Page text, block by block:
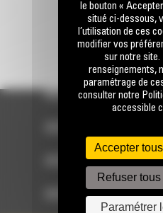
ACCÈS RAPIDE
ACCÈS RAPIDE
ACCÈS RAPIDE
le bouton «
situé ci-dessous,
l’utilisation de ces
modifier vos
sur notre site.
renseignements,
paramétrage de
consulter notre
accessible
Accepter
Refuser
Paramétrer